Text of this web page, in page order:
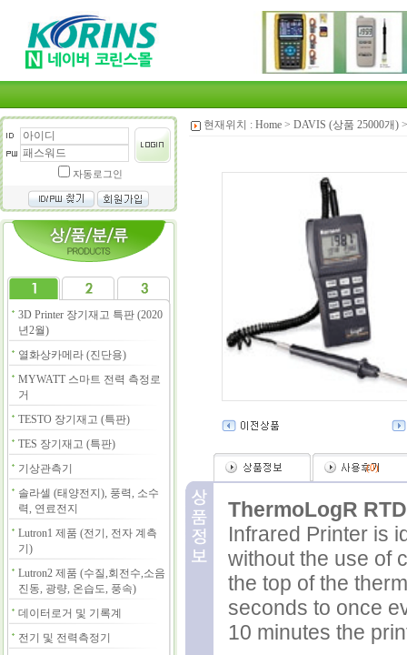
자동로그인
3D Printer 장기재고 특판 (2020
년2월)
열화상카메라 (진단용)
MYWATT 스마트 전력 측정로
거
TESTO 장기재고 (특판)
TES 장기재고 (특판)
기상관측기
솔라셀 (태양전지), 풍력, 소수
력, 연료전지
Lutron1 제품 (전기, 전자 계측
기)
Lutron2 제품 (수질,회전수,소음
진동, 광량, 온습도, 풍속)
데이터로거 및 기록계
전기 및 전력측정기
현재위치 : Home > DAVIS (상품 25000개)
(0)
ThermoLogR
Infrared Printer is
without the use of
the top of the
seconds to once
10 minutes the